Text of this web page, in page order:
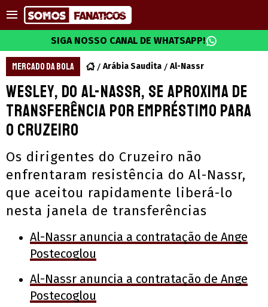
SIGA NOSSO CANAL DE WHATSAPP!
MERCADO DA BOLA Arábia Saudita Al-Nassr
Wesley, do Al-Nassr, se aproxima de
transferência por empréstimo para
o Cruzeiro
Os dirigentes do Cruzeiro não
enfrentaram resistência do Al-Nassr,
que aceitou rapidamente liberá-lo
nesta janela de transferências
Al-Nassr anuncia a contratação de Ange
Postecoglou
Al-Nassr anuncia a contratação de Ange
Postecoglou